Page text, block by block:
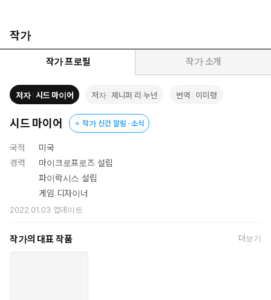
작가
작가 프로필 작가 소개
저자 시드 마이어 저자 제니퍼 리 누넌 번역 이미령
시드 마이어 작가 신간 알림 · 소식
국적
미국
경력
마이크로프로즈 설립
파이락시스 설립
게임 디자이너
2022.01.03업데이트
작가의 대표 작품 더보기